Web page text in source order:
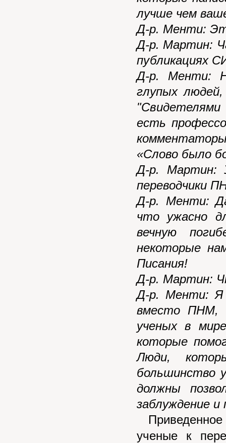
лучше чем
Д-р. Менти:
Д-р. Мартин:
публикациях
Д-р. Менти:
глупых
есть
«Слово было
Д-р. Мартин:
переводчики
Д-р. Менти:
что ужасно
вечную
некоторые
Писания!
Д-р. Мартин:
Д-р. Менти: Я
вместо ПНМ,
ученых в
которые
Люди,
большинство
должны
заблуждение и
Приведенное
ученые к